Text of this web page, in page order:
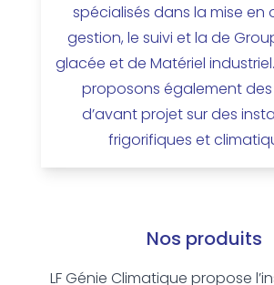
spécialisés dans la mise en
gestion, le suivi et la de
glacée et de Matériel
proposons également
d’avant projet sur des
frigorifiques et
Nos produits
LF Génie Climatique propose